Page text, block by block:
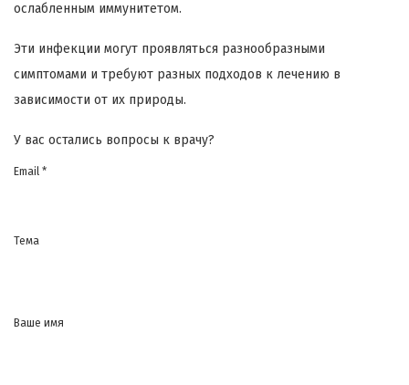
ослабленным иммунитетом.
Эти инфекции могут проявляться разнообразными
симптомами и требуют разных подходов к лечению в
зависимости от их природы.
У вас остались вопросы к врачу?
Email *
Тема
Ваше имя